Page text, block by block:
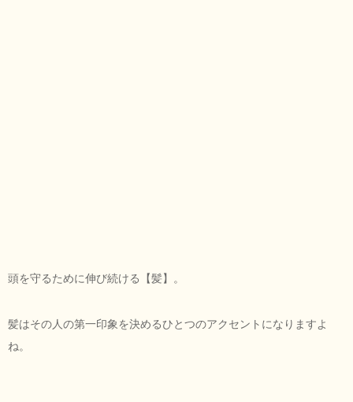
頭を守るために伸び続ける【髪】。
髪はその人の第一印象を決めるひとつのアクセントになりますよ
ね。